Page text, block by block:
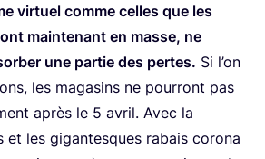
vir­tuel comme celles que les
main­te­nant en masse, ne
une par­tie des pertes. Si l’on
les maga­sins ne pour­ront pas
après le 5 avril. Avec la
et les gigan­tesques rabais coro­na